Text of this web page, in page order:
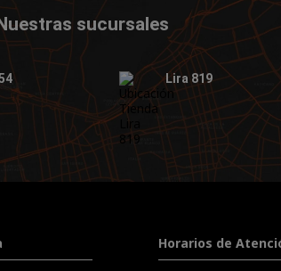
sucursales
Lira 819
Horarios de